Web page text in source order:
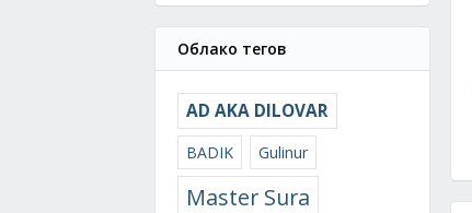
Облако тегов
AD AKA DILOVAR
BADIK Gulinur
Master Sura